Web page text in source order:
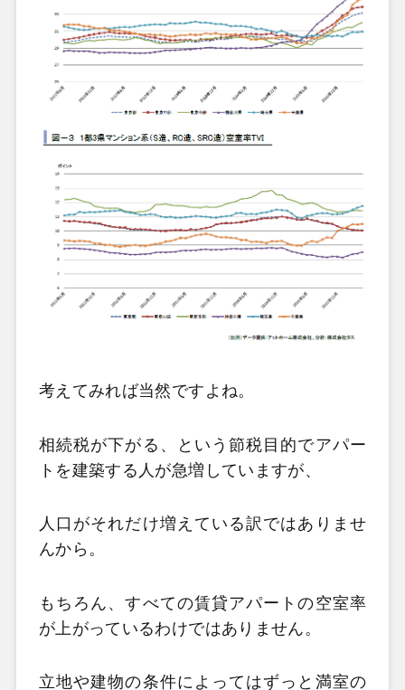
考えてみれば当然ですよね。
相続税が下がる、という節税目的でアパー
トを建築する人が急増していますが、
人口がそれだけ増えている訳ではありませ
んから。
もちろん、すべての賃貸アパートの空室率
が上がっているわけではありません。
立地や建物の条件によってはずっと満室の